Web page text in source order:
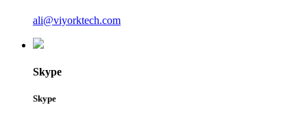
ali@viyorktech.com
Skype
Skype